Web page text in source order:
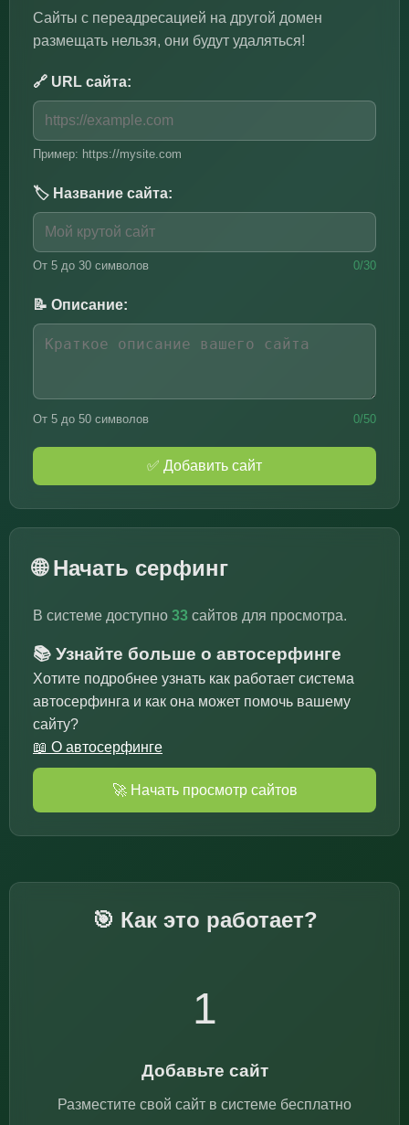
Сайты с переадресацией на другой домен
размещать нельзя, они будут удаляться!
🔗 URL сайта:
Пример: https://mysite.com
🏷️ Название сайта:
От 5 до 30 символов 0/30
📝 Описание:
От 5 до 50 символов 0/50
✅ Добавить сайт
🌐 Начать серфинг
В системе доступно 33 сайтов для просмотра.
📚 Узнайте больше о автосерфинге
Хотите подробнее узнать как работает система
автосерфинга и как она может помочь вашему
сайту?
📖 О автосерфинге
🚀 Начать просмотр сайтов
🎯 Как это работает?
1
Добавьте сайт
Разместите свой сайт в системе бесплатно